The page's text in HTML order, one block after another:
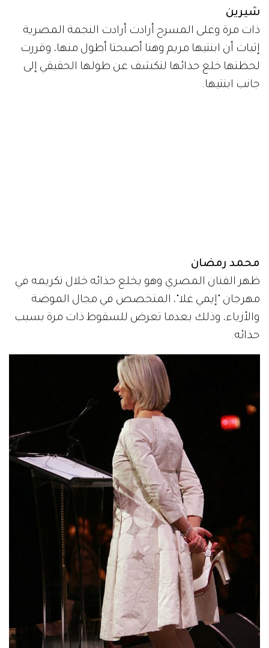
شيرين
ذات مرة وعلى المسرح أرادت أرادت النجمة المصرية
إثبات أن ابنتيها مريم وهنا أصبحتا أطول منها، وقررت
لحظتها خلع حذائها لتكشف عن طولها الحقيقي إلى
جانب ابنتيها.
محمد رمضان
ظهر الفنان المصري وهو يخلع حذائه خلال تكريمه في
مهرجان "إيمي غلا"، المتخصص في مجال الموضة
والأزياء، وذلك بعدما تعرض للسقوط ذات مرة بسبب
حذائه.